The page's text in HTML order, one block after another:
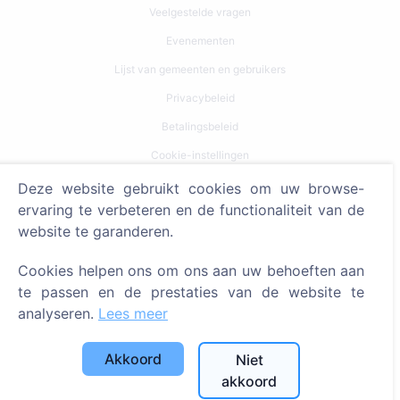
Veelgestelde vragen
Evenementen
Lijst van gemeenten en gebruikers
Privacybeleid
Betalingsbeleid
Cookie-instellingen
Zoeken
Zoeken naar overledenen
Diensten
Contacten
SIA "CEMETY", LV40103618951
Deze website gebruikt cookies om uw browse-
ervaring te verbeteren en de functionaliteit van de
website te garanderen.
Cookies helpen ons om ons aan uw behoeften aan
te passen en de prestaties van de website te
analyseren. Lees meer
Akkoord
Niet
akkoord